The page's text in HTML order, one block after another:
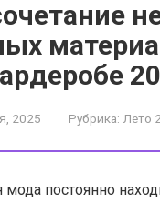
2025 Рубрика: Лето
постоянно